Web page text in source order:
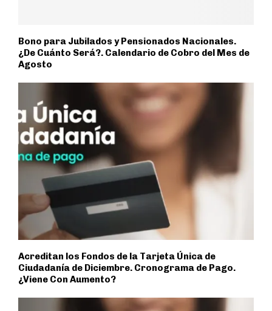
Bono para Jubilados y Pensionados Nacionales.
¿De Cuánto Será?. Calendario de Cobro del Mes de
Agosto
Acreditan los Fondos de la Tarjeta Única de
Ciudadanía de Diciembre. Cronograma de Pago.
¿Viene Con Aumento?